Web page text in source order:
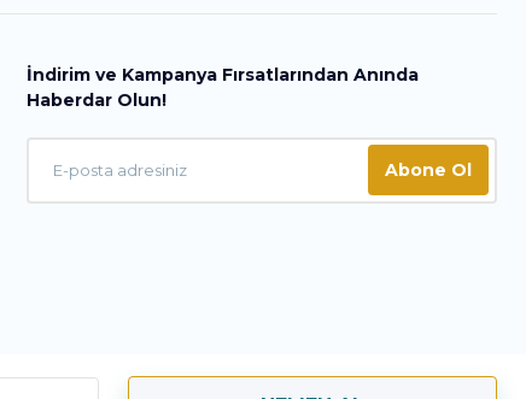
İndirim ve Kampanya Fırsatlarından Anında
Haberdar Olun!
Abone Ol